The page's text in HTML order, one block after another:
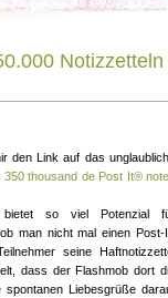
Notizzetteln
den Link auf das
350 thousand de Post It®
so viel Potenzial
man nicht mal einen Post-
seine
dass der Flashmob dort
Liebesgrüße